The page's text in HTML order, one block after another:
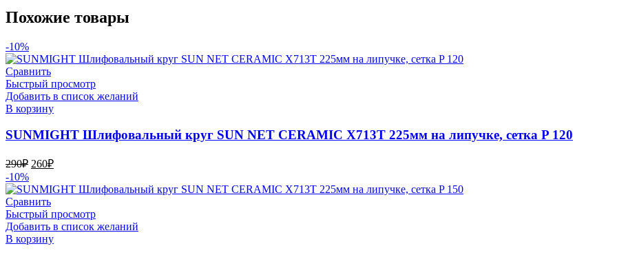
Похожие товары
-10%
Сравнить
Быстрый просмотр
Добавить в список желаний
В корзину
SUNMIGHT Шлифовальный круг SUN NET CERAMIC X713T 225мм на липучке, сетка P 120
290₽ Первоначальная
составляла
290₽.
260₽Текущая
260₽.
-10%
Сравнить
Быстрый просмотр
Добавить в список желаний
В корзину